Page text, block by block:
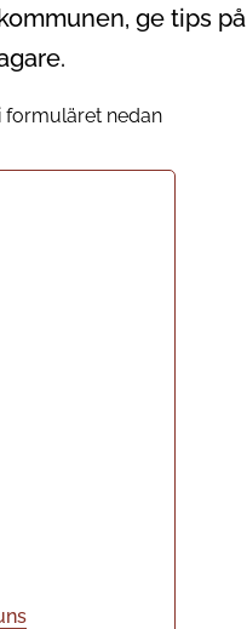
ge tips på
formuläret nedan